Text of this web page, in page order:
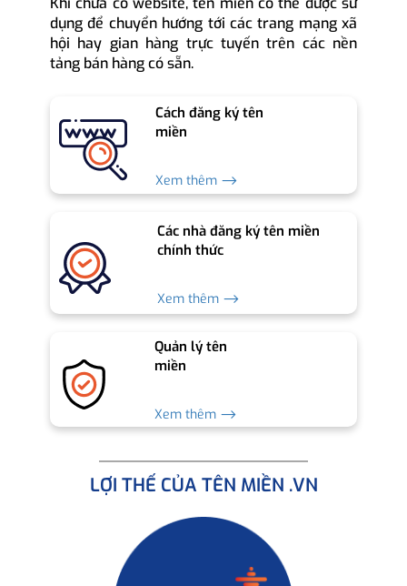
dụng để chuyển hướng tới các trang mạng xã
hội hay gian hàng trực tuyến trên các nền
tảng bán hàng có sẵn.
Cách đăng ký tên
miền
Xem thêm ⟶
Các nhà đăng ký tên miền
chính thức
Xem thêm ⟶
Quản lý tên
miền
Xem thêm ⟶
LỢI THẾ CỦA TÊN MIỀN .VN